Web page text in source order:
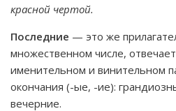
красной чертой.
Последние — это же
множественном числе,
именительном и винительном
окончания (-ые, -ие):
вечерние.